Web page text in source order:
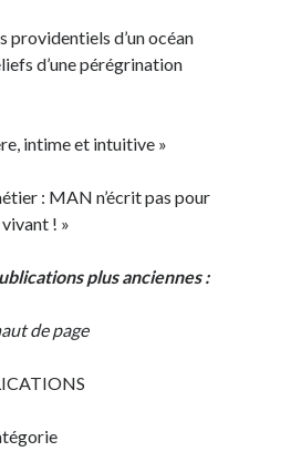
providentiels d’un océan
d’une pérégrination
intime et intuitive »
: MAN n’écrit pas pour
! »
plus anciennes :
de page